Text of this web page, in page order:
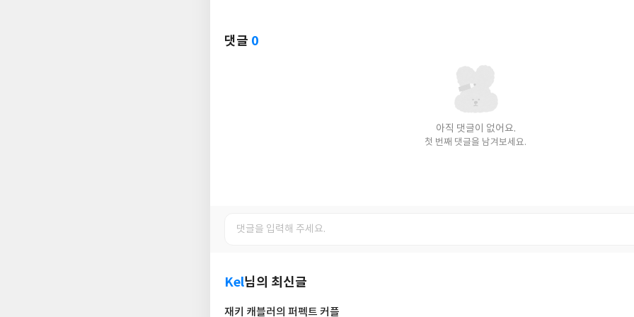
댓글 0
아직 댓글이 없어요.
첫 번째 댓글을 남겨보세요.
Kel님의 최신글
재키 캐블러의 퍼펙트 커플